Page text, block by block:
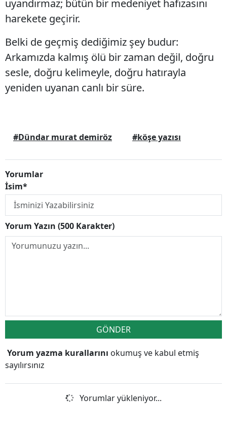
uyandırmaz; bütün bir medeniyet hafızasını
harekete geçirir.
Belki de geçmiş dediğimiz şey budur:
Arkamızda kalmış ölü bir zaman değil, doğru
sesle, doğru kelimeyle, doğru hatırayla
yeniden uyanan canlı bir süre.
#Dündar murat demiröz #köşe yazısı
Yorumlar
İsim*
Yorum Yazın (500 Karakter)
GÖNDER
Yorum yazma kurallarını okumuş ve kabul etmiş
sayılırsınız
Yorumlar yükleniyor...